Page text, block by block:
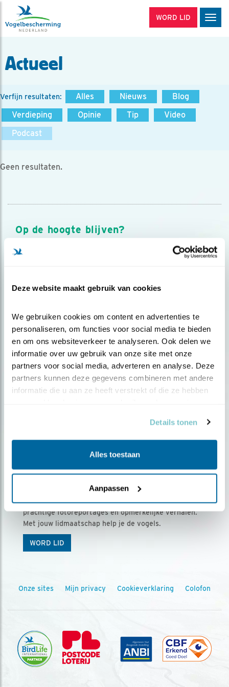
Deze website maakt gebruik van cookies
We gebruiken cookies om content en advertenties te
personaliseren, om functies voor social media te bieden
en om ons websiteverkeer te analyseren. Ook delen we
informatie over uw gebruik van onze site met onze
partners voor social media, adverteren en analyse. Deze
partners kunnen deze gegevens combineren met andere
informatie die u aan ze heeft verstrekt of die ze hebben
Details tonen
Alles toestaan
Aanpassen
WORD LID
Actueel
Verfijn resultaten: Alles Nieuws
Blog
Verdieping
Opinie Tip
Video
Podcast
Geen resultaten.
Op de hoogte blijven?
Meld je aan en ontvang nieuws, inspiratie, acties en tips
over vogels en activiteiten van Vogelbescherming.
Ontvang 5 x Vogels voor € 36,00 per jaar
Vogels is het tijdschrift voor onze leden, met
prachtige fotoreportages en opmerkelijke verhalen.
Met jouw lidmaatschap help je de vogels.
WORD LID
Onze sites Mijn privacy Cookieverklaring Colofon